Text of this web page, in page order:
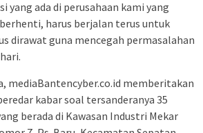
yang ada di perusahaan kami yang
harus berjalan terus untuk
dirawat guna mencegah permasalahan
mediaBantencyber.co.id memberitakan
kabar soal tersanderanya 35
berada di Kawasan Industri Mekar